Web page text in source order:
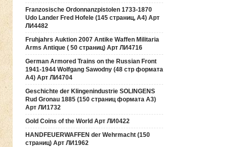
Franzosische Ordonnanzpistolen 1733-1870
Udo Lander Fred Hofele (145 страниц, А4) Арт
ЛИ4482
Fruhjahrs Auktion 2007 Antike Waffen Militaria
Arms Antique ( 50 страниц) Арт ЛИ4716
German Armored Trains on the Russian Front
1941-1944 Wolfgang Sawodny (48 стр формата
А4) Арт ЛИ4704
Geschichte der Klingenindustrie SOLINGENS
Rud Gronau 1885 (150 страниц формата А3)
Арт ЛИ1732
Gold Coins of the World Арт ЛИ0422
HANDFEUERWAFFEN der Wehrmacht (150
страниц) Арт ЛИ1962